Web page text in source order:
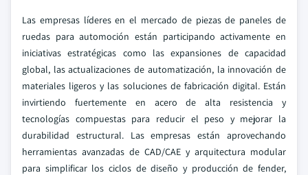
Las empresas líderes en el mercado de piezas de paneles de
ruedas para automoción están participando activamente en
iniciativas estratégicas como las expansiones de capacidad
global, las actualizaciones de automatización, la innovación de
materiales ligeros y las soluciones de fabricación digital. Están
invirtiendo fuertemente en acero de alta resistencia y
tecnologías compuestas para reducir el peso y mejorar la
durabilidad estructural. Las empresas están aprovechando
herramientas avanzadas de CAD/CAE y arquitectura modular
para simplificar los ciclos de diseño y producción de fender,